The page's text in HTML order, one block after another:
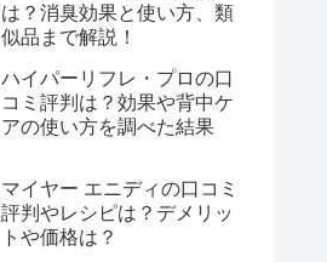
は？消臭効果と使い方、類
似品まで解説！
ハイパーリフレ・プロの口
コミ評判は？効果や背中ケ
アの使い方を調べた結果
マイヤー エニディの口コミ
評判やレシピは？デメリッ
トや価格は？